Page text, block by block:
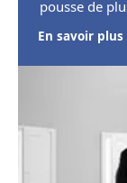
pousse de
En savoir plus